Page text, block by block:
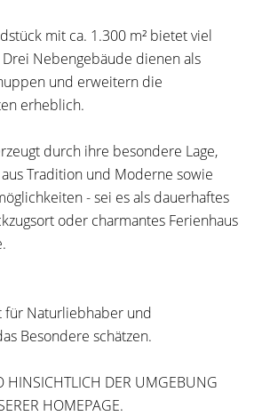
mit ca. 1.300 m² bietet viel
Drei Nebengebäude dienen als
und erweitern die
erheblich.
durch ihre besondere Lage,
Tradition und Moderne sowie
- sei es als dauerhaftes
oder charmantes Ferienhaus
für Naturliebhaber und
Besondere schätzen.
HINSICHTLICH DER UMGEBUNG
HOMEPAGE.